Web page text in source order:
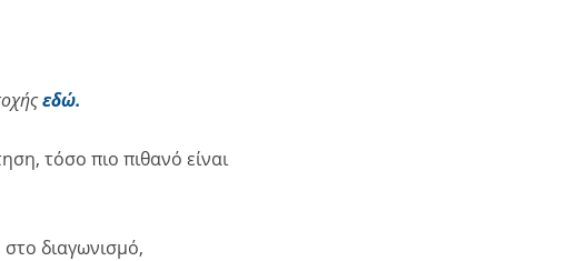
εδώ.
τόσο πιο πιθανό είναι
διαγωνισμό,